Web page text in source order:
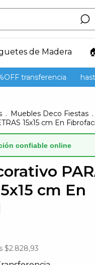
de Madera
transferencia hasta 6
. Muebles Deco Fiestas .
15x15 cm En
confiable online
cm En
$2.828,93